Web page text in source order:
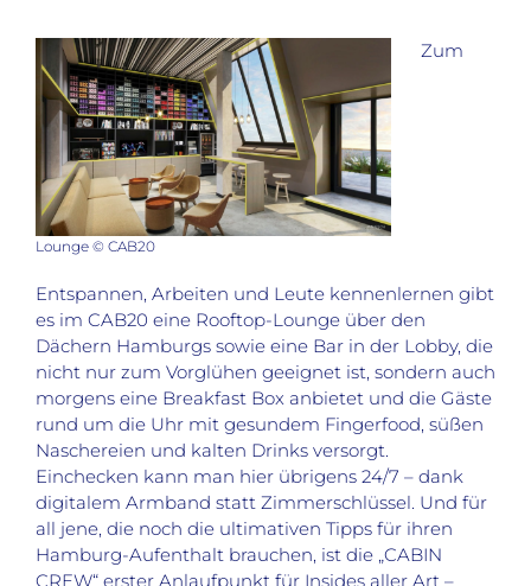
Lounge © CAB20
Zum
Entspannen, Arbeiten und Leute kennenlernen gibt
es im CAB20 eine Rooftop-Lounge über den
Dächern Hamburgs sowie eine Bar in der Lobby, die
nicht nur zum Vorglühen geeignet ist, sondern auch
morgens eine Breakfast Box anbietet und die Gäste
rund um die Uhr mit gesundem Fingerfood, süßen
Naschereien und kalten Drinks versorgt.
Einchecken kann man hier übrigens 24/7 – dank
digitalem Armband statt Zimmerschlüssel. Und für
all jene, die noch die ultimativen Tipps für ihren
Hamburg-Aufenthalt brauchen, ist die „CABIN
CREW“ erster Anlaufpunkt für Insides aller Art –